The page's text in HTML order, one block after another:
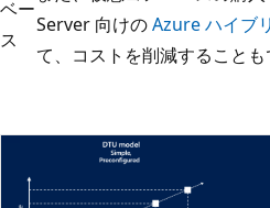
ベー
ス
Server 向けのAzure ハイブ
て、コストを削減することも